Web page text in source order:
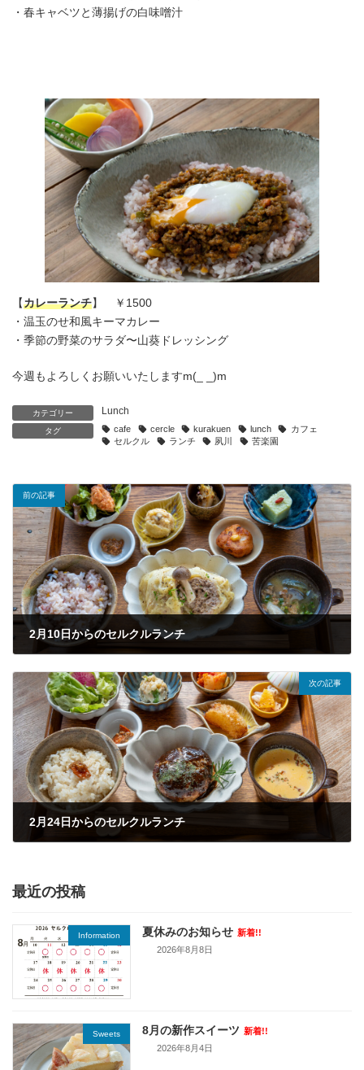
・春キャベツと薄揚げの白味噌汁
【カレーランチ】 ￥1500
・温玉のせ和風キーマカレー
・季節の野菜のサラダ〜山葵ドレッシング
今週もよろしくお願いいたしますm(_ _)m
カテゴリー Lunch
タグ cafe cercle kurakuen lunch
カフェ
セルクル
ランチ 夙川 苦楽園
前の記事
2月10日からのセルクルランチ
次の記事
2月24日からのセルクルランチ
最近の投稿
Information 夏休みのお知らせ 新着!!
2026年8月8日
Sweets 8月の新作スイーツ 新着!!
2026年8月4日